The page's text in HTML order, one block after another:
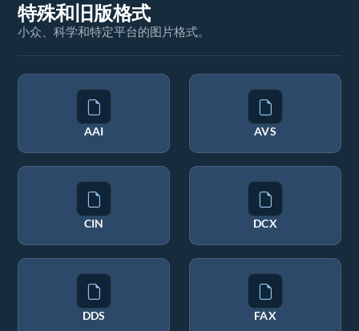
特殊和旧版格式
小众、科学和特定平台的图片格式。
AAI AVS
CIN DCX
DDS FAX